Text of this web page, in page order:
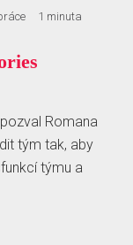
1 minuta
Romana
tým tak, aby
týmu a